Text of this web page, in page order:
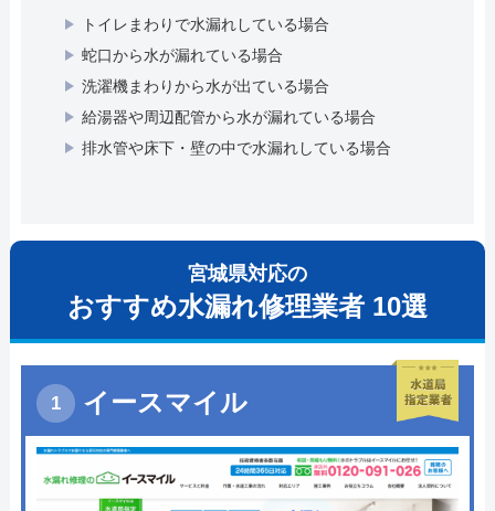
トイレまわりで水漏れしている場合
蛇口から水が漏れている場合
洗濯機まわりから水が出ている場合
給湯器や周辺配管から水が漏れている場合
排水管や床下・壁の中で水漏れしている場合
宮城県対応の
おすすめ水漏れ修理業者 10選
イースマイル